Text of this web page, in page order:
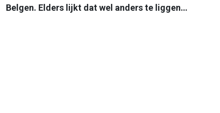
Belgen. Elders lijkt dat wel anders te liggen…